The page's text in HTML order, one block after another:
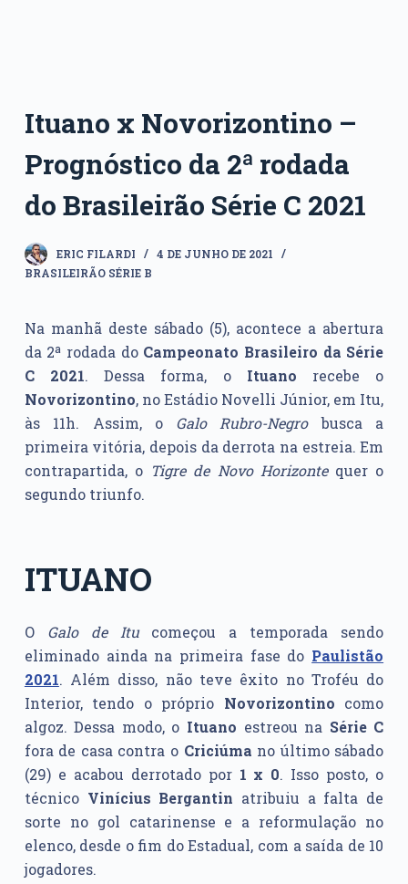
Ituano x Novorizontino –
Prognóstico da 2ª rodada
do Brasileirão Série C 2021
ERIC FILARDI
4 DE JUNHO DE 2021
BRASILEIRÃO SÉRIE B
Na manhã deste sábado (5), acontece a abertura
da 2ª rodada do Campeonato Brasileiro da Série
C 2021. Dessa forma, o Ituano recebe o
Novorizontino, no Estádio Novelli Júnior, em Itu,
às 11h. Assim, o Galo Rubro-Negrobusca a
primeira vitória, depois da derrota na estreia. Em
contrapartida, o Tigre de Novo Horizontequer o
segundo triunfo.
ITUANO
O Galo de Itucomeçou a temporada sendo
eliminado ainda na primeira fase do Paulistão
2021. Além disso, não teve êxito no Troféu do
Interior, tendo o próprio Novorizontino como
algoz. Dessa modo, o Ituano estreou na Série C
fora de casa contra o Criciúma no último sábado
(29) e acabou derrotado por 1 x 0. Isso posto, o
técnico Vinícius Bergantin atribuiu a falta de
sorte no gol catarinense e a reformulação no
elenco, desde o fim do Estadual, com a saída de 10
jogadores.